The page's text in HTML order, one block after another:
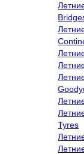
Tyres